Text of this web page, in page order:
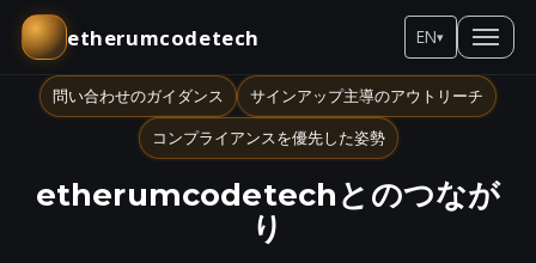
etherumcodetech EN▾
問い合わせのガイダンス
サインアップ主導のアウトリーチ
コンプライアンスを優先した姿勢
etherumcodetechとのつなが
り